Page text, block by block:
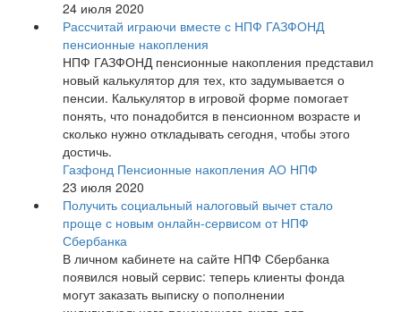
24 июля 2020
Рассчитай играючи вместе с НПФ ГАЗФОНД
пенсионные накопления
НПФ ГАЗФОНД пенсионные накопления представил
новый калькулятор для тех, кто задумывается о
пенсии. Калькулятор в игровой форме помогает
понять, что понадобится в пенсионном возрасте и
сколько нужно откладывать сегодня, чтобы этого
достичь.
Газфонд Пенсионные накопления АО НПФ
23 июля 2020
Получить социальный налоговый вычет стало
проще с новым онлайн-сервисом от НПФ
Сбербанка
В личном кабинете на сайте НПФ Сбербанка
появился новый сервис: теперь клиенты фонда
могут заказать выписку о пополнении